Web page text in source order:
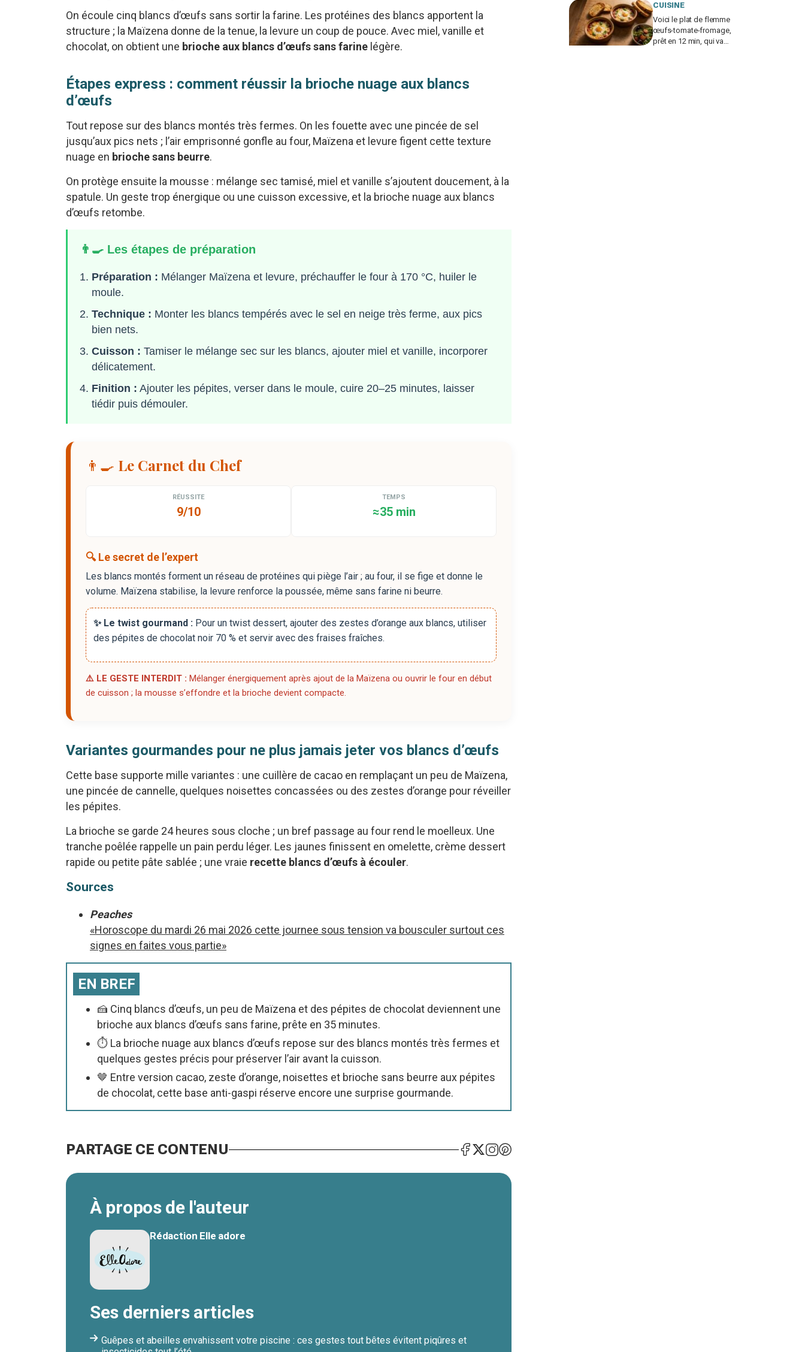
On écoule cinq blancs d’œufs sans sortir la farine. Les protéines des blancs apportent la
structure ; la Maïzena donne de la tenue, la levure un coup de pouce. Avec miel, vanille et
chocolat, on obtient une brioche aux blancs d’œufs sans farine légère.
Étapes express : comment réussir la brioche nuage aux blancs
d’œufs
Tout repose sur des blancs montés très fermes. On les fouette avec une pincée de sel
jusqu’aux pics nets ; l’air emprisonné gonfle au four, Maïzena et levure figent cette texture
nuage en brioche sans beurre.
On protège ensuite la mousse : mélange sec tamisé, miel et vanille s’ajoutent doucement, à la
spatule. Un geste trop énergique ou une cuisson excessive, et la brioche nuage aux blancs
d’œufs retombe.
👨‍🍳 Les étapes de préparation
Préparation : Mélanger Maïzena et levure, préchauffer le four à 170 °C, huiler le
moule.
Technique : Monter les blancs tempérés avec le sel en neige très ferme, aux pics
bien nets.
Cuisson : Tamiser le mélange sec sur les blancs, ajouter miel et vanille, incorporer
délicatement.
Finition : Ajouter les pépites, verser dans le moule, cuire 20–25 minutes, laisser
tiédir puis démouler.
👨‍🍳 Le Carnet du Chef
RÉUSSITE
9/10
TEMPS
≈35 min
🔍 Le secret de l’expert
Les blancs montés forment un réseau de protéines qui piège l’air ; au four, il se fige et donne le
volume. Maïzena stabilise, la levure renforce la poussée, même sans farine ni beurre.
✨ Le twist gourmand : Pour un twist dessert, ajouter des zestes d’orange aux blancs, utiliser
des pépites de chocolat noir 70 % et servir avec des fraises fraîches.
⚠️ LE GESTE INTERDIT : Mélanger énergiquement après ajout de la Maïzena ou ouvrir le four en début
de cuisson ; la mousse s’effondre et la brioche devient compacte.
Variantes gourmandes pour ne plus jamais jeter vos blancs d’œufs
Cette base supporte mille variantes : une cuillère de cacao en remplaçant un peu de Maïzena,
une pincée de cannelle, quelques noisettes concassées ou des zestes d’orange pour réveiller
les pépites.
La brioche se garde 24 heures sous cloche ; un bref passage au four rend le moelleux. Une
tranche poêlée rappelle un pain perdu léger. Les jaunes finissent en omelette, crème dessert
rapide ou petite pâte sablée ; une vraie recette blancs d’œufs à écouler.
Sources
Peaches
«Horoscope du mardi 26 mai 2026 cette journee sous tension va bousculer surtout ces
signes en faites vous partie»
EN BREF
🍰 Cinq blancs d’œufs, un peu de Maïzena et des pépites de chocolat deviennent une
brioche aux blancs d’œufs sans farine, prête en 35 minutes.
⏱️ La brioche nuage aux blancs d’œufs repose sur des blancs montés très fermes et
quelques gestes précis pour préserver l’air avant la cuisson.
🤎 Entre version cacao, zeste d’orange, noisettes et brioche sans beurre aux pépites
de chocolat, cette base anti-gaspi réserve encore une surprise gourmande.
PARTAGE CE CONTENU
À propos de l'auteur
Rédaction Elle adore
Ses derniers articles
Guêpes et abeilles envahissent votre piscine : ces gestes tout bêtes évitent piqûres et
CUISINE
Voici le plat de flemme
œufs-tomate-fromage,
prêt en 12 min, qui va